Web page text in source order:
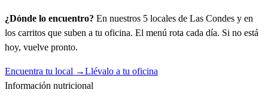
¿Dónde lo encuentro? En nuestros 5 locales de Las Condes y en
los carritos que suben a tu oficina. El menú rota cada día. Si no está
hoy, vuelve pronto.
Encuentra tu local →Llévalo a tu oficina
Información nutricional